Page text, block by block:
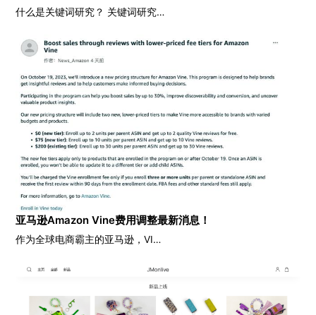
什么是关键词研究？ 关键词研究…
亚马逊Amazon Vine费用调整最新消息！
作为全球电商霸主的亚马逊，VI…